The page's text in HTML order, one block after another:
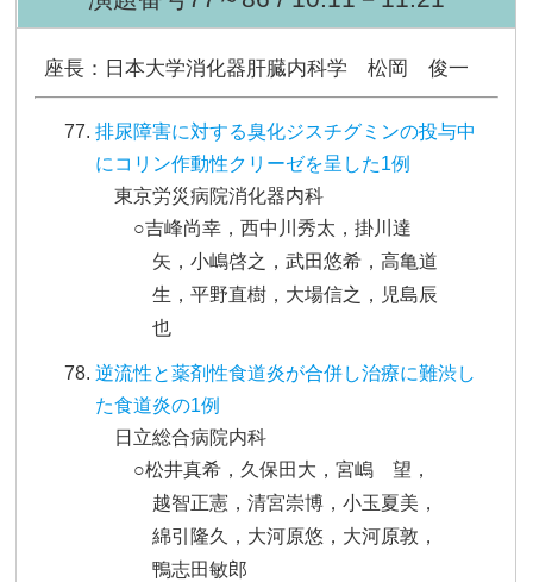
座長：日本大学消化器肝臓内科学 松岡 俊一
排尿障害に対する臭化ジスチグミンの投与中
にコリン作動性クリーゼを呈した1例
東京労災病院消化器内科
○吉峰尚幸，西中川秀太，掛川達
矢，小嶋啓之，武田悠希，高亀道
生，平野直樹，大場信之，児島辰
也
逆流性と薬剤性食道炎が合併し治療に難渋し
た食道炎の1例
日立総合病院内科
○松井真希，久保田大，宮嶋 望，
越智正憲，清宮崇博，小玉夏美，
綿引隆久，大河原悠，大河原敦，
鴨志田敏郎